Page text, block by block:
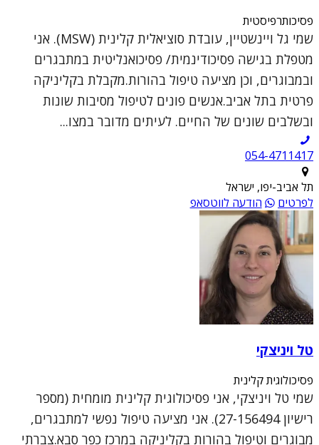
פסיכותרפיסטית
שמי גל ויינשטיין, עובדת סוציאלית קלינית (MSW). אני
מטפלת בגישה פסיכודינמית/ פסיכואנליטית במתבגרים
ובמבוגרים, וכן מציעה טיפול בהורות.מקבלת בקליניקה
פרטית בתל אביב.אנשים פונים לטיפול מסיבות שונות
ובשלבים שונים של החיים. לעיתים מדובר במצו...
054-4711417
תל אביב-יפו, ישראל
לפרטים
הודעה לווטסאפ
טל ויניצקי
פסיכולוגית קלינית
שמי טל ויניצקי, אני פסיכולוגית קלינית מומחית (מספר
רישיון 27-156494). אני מציעה טיפול נפשי למתבגרים,
מבוגרים וטיפול בהורות בקליניקה במרכז כפר סבא.צברתי